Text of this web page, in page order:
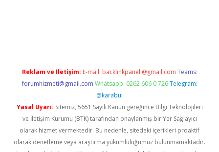
Reklam ve İletişim: E-mail: backlinkpaneli@gmail.com Teams:
forumhizmeti@gmail.com Whatsapp: 0262 606 0 726 Telegram:
@karabul
Yasal Uyarı: Sitemiz, 5651 Sayılı Kanun gereğince Bilgi Teknolojileri
ve İletişim Kurumu (BTK) tarafından onaylanmış bir Yer Sağlayıcı
olarak hizmet vermektedir. Bu nedenle, sitedeki içerikleri proaktif
olarak denetleme veya araştırma yükümlülüğümüz bulunmamaktadır.